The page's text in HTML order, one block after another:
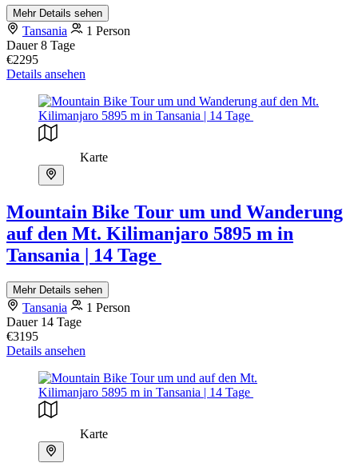
Mehr Details sehen
Tansania
1 Person
Dauer8 Tage
€2295
Details ansehen
Karte
Mountain Bike Tour um und Wanderung
auf den Mt. Kilimanjaro 5895 m in
Tansania | 14 Tage
Mehr Details sehen
Tansania
1 Person
Dauer 14 Tage
€3195
Details ansehen
Karte